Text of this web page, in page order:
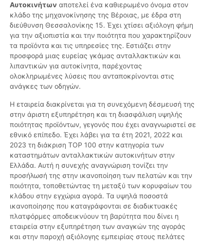
Αυτοκινήτων αποτελεί ένα καθιερωμένο όνομα στον
κλάδο της μηχανοκίνησης της Βέροιας, με έδρα στη
διεύθυνση Θεσσαλονίκης 15. Έχει χτίσει αξιόλογη φήμη
για την αξιοπιστία και την ποιότητα που χαρακτηρίζουν
τα προϊόντα και τις υπηρεσίες της. Εστιάζει στην
προσφορά μιας ευρείας γκάμας ανταλλακτικών και
λιπαντικών για αυτοκίνητα, παρέχοντας
ολοκληρωμένες λύσεις που ανταποκρίνονται στις
ανάγκες των οδηγών.
Η εταιρεία διακρίνεται για τη συνεχόμενη δέσμευσή της
στην άριστη εξυπηρέτηση και τη διασφάλιση υψηλής
ποιότητας προϊόντων, γεγονός που έχει αναγνωριστεί σε
εθνικό επίπεδο. Έχει λάβει για τα έτη 2021, 2022 και
2023 τη διάκριση TOP 100 στην κατηγορία των
καταστημάτων ανταλλακτικών αυτοκινήτων στην
Ελλάδα. Αυτή η συνεχής αναγνώριση τονίζει την
προσήλωσή της στην ικανοποίηση των πελατών και την
ποιότητα, τοποθετώντας τη μεταξύ των κορυφαίων του
κλάδου στην εγχώρια αγορά. Τα υψηλά ποσοστά
ικανοποίησης που καταγράφονται σε διαδικτυακές
πλατφόρμες αποδεικνύουν τη βαρύτητα που δίνει η
εταιρεία στην εξυπηρέτηση των αναγκών της αγοράς
και στην παροχή αξιόλογης εμπειρίας στους πελάτες